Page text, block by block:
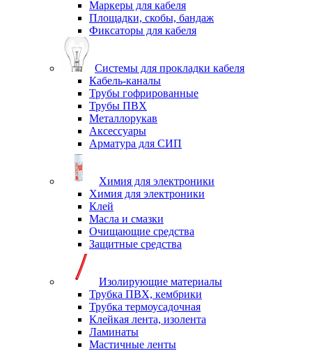
Маркеры для кабеля
Площадки, скобы, бандаж
Фиксаторы для кабеля
Системы для прокладки кабеля
Кабель-каналы
Трубы гофрированные
Трубы ПВХ
Металлорукав
Аксессуары
Арматура для СИП
Химия для электроники
Химия для электроники
Клей
Масла и смазки
Очищающие средства
Защитные средства
Изолирующие материалы
Трубка ПВХ, кембрики
Трубка термоусадочная
Клейкая лента, изолента
Ламинаты
Мастичные ленты